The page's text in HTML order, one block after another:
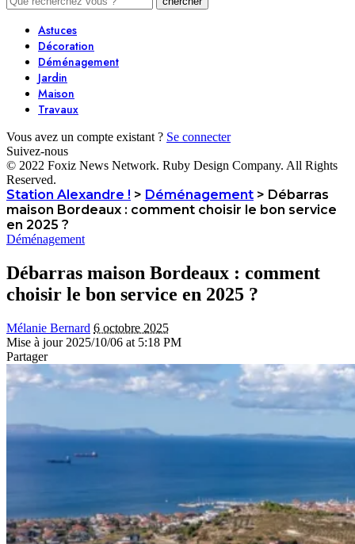
Astuces
Décoration
Déménagement
Jardin
Maison
Travaux
Vous avez un compte existant ? Se connecter
Suivez-nous
© 2022 Foxiz News Network. Ruby Design Company. All Rights
Reserved.
Station Alexandre ! > Déménagement > Débarras
maison Bordeaux : comment choisir le bon service
en 2025 ?
Déménagement
Débarras maison Bordeaux : comment
choisir le bon service en 2025 ?
Mélanie Bernard 6 octobre 2025
Mise à jour 2025/10/06 at 5:18 PM
Partager